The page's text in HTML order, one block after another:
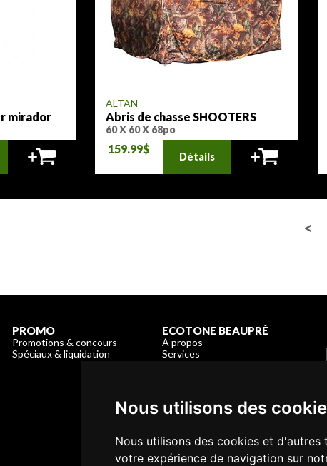
Nous utilisons des
Nous utilisons des cookies et
votre expérience de navigation sur
mirador
ALTAN
Abris de chasse SHOOTERS
SHELTER
60 X 60 X 68po
159.99$
Détails
<
PROMO
Promotions & concours
Spéciaux & liquidation
ECOTONE BEAUPRÉ
À propos
Services